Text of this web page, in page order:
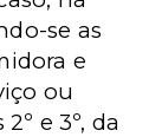
se as
e
ou
e 3º, da